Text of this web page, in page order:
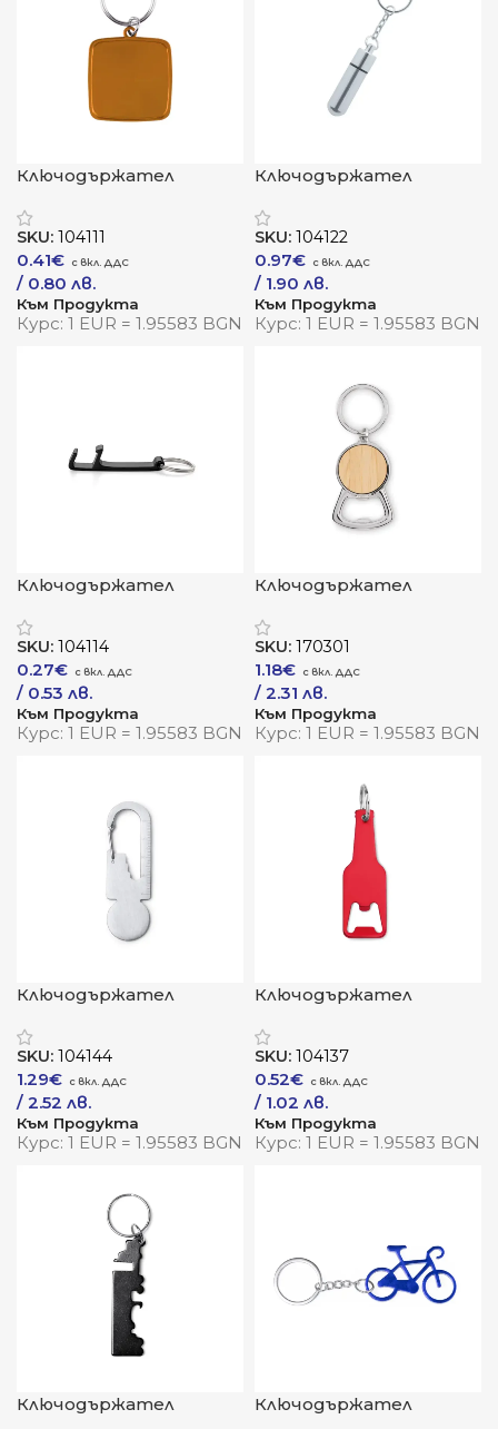
Ключодържател
стил в квадратен
формат
SKU: 104111
0.41€
/ 0.80 лв.
Към Продукта
Курс: 1 EUR = 1.95583 BGN
Ключодържател
минимализъм с
дължина и стил
SKU: 104122
0.97€
/ 1.90 лв.
Към Продукта
Курс: 1 EUR = 1.95583 BGN
Ключодържател
отварачка и стил в
джоба ти
SKU: 104114
0.27€
/ 0.53 лв.
Към Продукта
Курс: 1 EUR = 1.95583 BGN
Ключодържател
SKU: 170301
1.18€
/ 2.31 лв.
Към Продукта
Курс: 1 EUR = 1.95583 BGN
Ключодържател
компактен помощник с
характер
SKU: 104144
1.29€
/ 2.52 лв.
Към Продукта
Курс: 1 EUR = 1.95583 BGN
Ключодържател
с лекота, впечатлява с
характер
SKU: 104137
0.52€
/ 1.02 лв.
Към Продукта
Курс: 1 EUR = 1.95583 BGN
Ключодържател
Ключодържател